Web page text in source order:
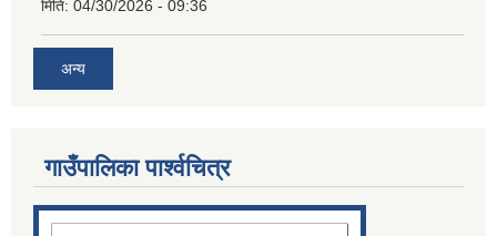
मिति: 04/30/2026 - 09:36
अन्य
गाउँपालिका पार्श्‍वचित्र